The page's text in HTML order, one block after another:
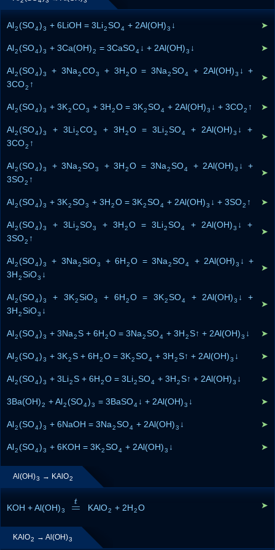
Al2(SO4)3 + 6LiOH = 3Li2SO4 + 2Al(OH)3 ↓ ➤
Al2 (SO4)3 + 3Ca(OH)2 = 3CaSO4 ↓ + 2Al(OH)3 ↓ ➤
Al2 (SO4)3 + 3Na2CO3 + 3H2O = 3Na2SO4 + 2Al(OH)3 ↓ +
3CO2 ↑
➤
Al2 (SO4)3 + 3K2CO3 + 3H2O = 3K2SO4 + 2Al(OH)3 ↓ + 3CO2 ↑ ➤
Al2 (SO4)3 + 3Li2CO3 + 3H2O = 3Li2SO4 + 2Al(OH) 3 ↓ +
3CO2 ↑
➤
Al2 (SO4)3 + 3Na2SO3 + 3H 2 O = 3Na 2 SO4 + 2Al(OH) 3 ↓ +
3SO2 ↑
➤
Al2 (SO4)3 + 3K2SO3 + 3H2O = 3K2SO4 + 2Al(OH)3 ↓ + 3SO2 ↑ ➤
Al2 (SO4)3 + 3Li2SO3 + 3H2O = 3Li2SO4 + 2Al(OH)3 ↓ +
3SO2 ↑
➤
Al2 (SO4)3 + 3Na2SiO3 + 6H 2 O = 3Na2SO4 + 2Al(OH)3 ↓ +
3H2SiO3 ↓
➤
Al2 (SO4)3 + 3K2SiO3 + 6H2O = 3K2SO4 + 2Al(OH)3 ↓ +
3H2SiO3 ↓
➤
Al2 (SO4)3 + 3Na2S + 6H2O = 3Na2SO4 + 3H2S↑ + 2Al(OH)3 ↓ ➤
Al2 (SO4)3 + 3K2S + 6H2O = 3K2SO4 + 3H2S↑ + 2Al(OH)3 ↓ ➤
Al2 (SO4)3 + 3Li2S + 6H2O = 3Li2SO4 + 3H2S↑ + 2Al(OH)3 ↓ ➤
3Ba(OH)2 + Al2 (SO4)3 = 3BaSO4 ↓ + 2Al(OH)3 ↓ ➤
Al2 (SO4)3 + 6NaOH = 3Na2SO4 + 2Al(OH)3 ↓ ➤
Al2 (SO4)3 + 6KOH = 3K2SO4 + 2Al(OH)3 ↓ ➤
Al(OH)3 → KAlO2
KOH + Al(OH)3 =
t
=t KAlO2 + 2H 2 O ➤
KAlO2 → Al(OH)3